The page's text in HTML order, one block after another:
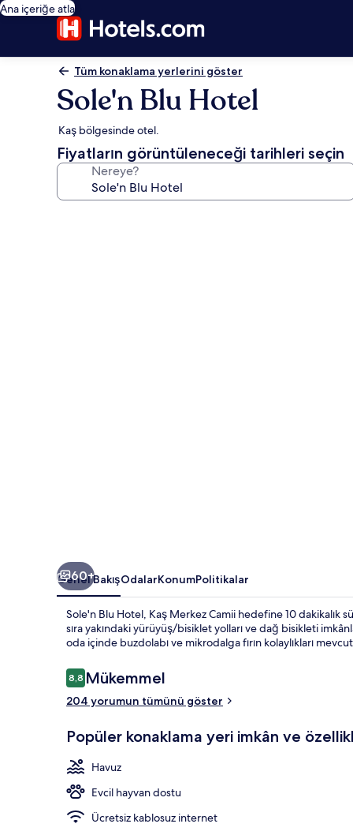
Ana içeriğe atla
Tüm konaklama yerlerini göster
Sole'n Blu Hotel
Kaş bölgesinde otel.
Fiyatların görüntüleneceği tarihleri seçin
Nereye?
Dış mekân
60+
Genel BakışOdalarKonumPolitikalar
Sole'n Blu Hotel, Kaş Merkez Camii hedefine 10 dakikalık
sıra yakındaki yürüyüş/bisiklet yolları ve dağ bisikleti
oda içinde buzdolabı ve mikrodalga fırın kolaylıkları
Yorumlar
8,88,8/10
Mükemmel
204 yorumun tümünü göster
Popüler konaklama yeri imkân ve
Havuz
Evcil hayvan dostu
Ücretsiz kablosuz internet